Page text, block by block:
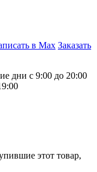
в Max Заказать
дни с 9:00 до 20:00
этот товар,